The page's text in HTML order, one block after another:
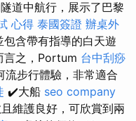
道中航行，展示了巴黎
心得 泰國簽證 辦桌外
含帶有指導的白天遊
言之，Portum 台中刮痧
流步行體驗，非常適合
✔️大船 seo company
維護良好，可欣賞到兩